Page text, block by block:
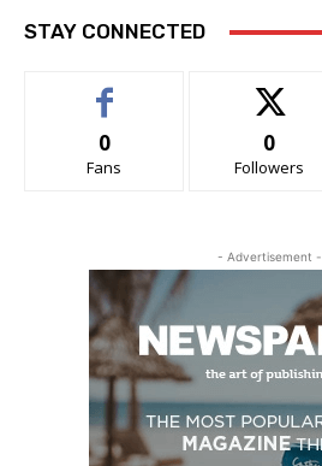
STAY CONNECTED
0
Fans
0
Followers
- Advertisement -